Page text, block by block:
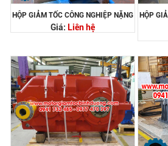
HỘP GIẢM TỐC CÔNG NGHIỆP NẶNG
Giá: Liên hệ
HỘP